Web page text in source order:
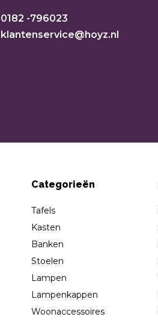
0182 -796023
klantenservice@hoyz.nl
Categorieën
Tafels
Kasten
Banken
Stoelen
Lampen
Lampenkappen
Woonaccessoires